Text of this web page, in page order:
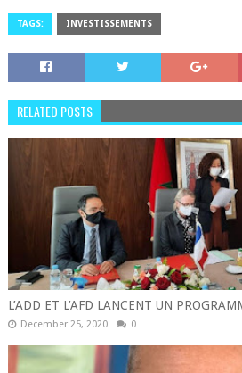
TAGS: INVESTISSEMENTS
RELATED POSTS
L’ADD ET L’AFD LANCENT UN
December 25, 2020 0